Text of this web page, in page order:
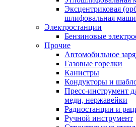
Эксцентриковая
шлифовальная
Электростанции
Бензиновые
Прочие
Автомобильное
Газовые горелки
Канистры
Кондукторы и
Пресс-инструмент
меди, нержавейки
Радиостанции и
Ручной инструмент